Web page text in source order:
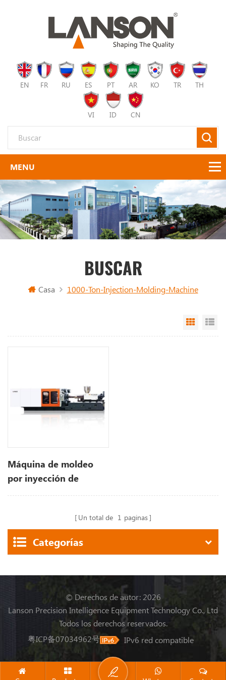
EN FR RU ES PT AR KO TR TH
VI ID CN
BUSCAR
Casa 1000-Ton-Injection-Molding-Machine
Grid
Máquina de moldeo
por inyección de
plástico del motor de
Un total de 1 paginas
Categorías
© Derechos de autor: 2026
Lanson Precision Intelligence Equipment Technology Co., Ltd
Todos los derechos reservados.
粤ICP备07034962号
IPv6 red compatible